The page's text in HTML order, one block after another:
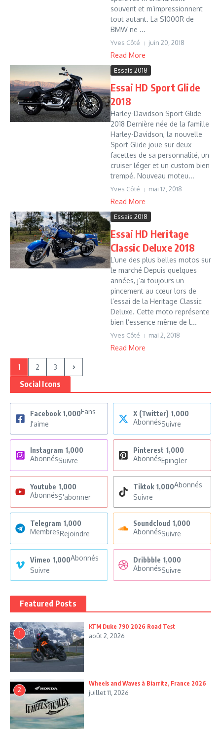
souvent et m’impressionnent
tout autant. La S1000R de
BMW ne ...
Yves Côté juin 20, 2018
Read More
Essais 2018
Essai HD Sport Glide
2018
Harley-Davidson Sport Glide
2018 Dernière née de la famille
Harley-Davidson, la nouvelle
Sport Glide joue sur deux
facettes de sa personnalité, un
cruiser léger et un custom bien
trempé. Nouveau moteu...
Yves Côté mai 17, 2018
Read More
Essais 2018
Essai HD Heritage
Classic Deluxe 2018
L’une des plus belles motos sur
le marché Depuis quelques
années, j’ai toujours un
pincement au cœur lors de
l’essai de la Heritage Classic
Deluxe. Cette moto représente
bien l’essence même de l...
Yves Côté mai 2, 2018
Read More
1 2 3
Social Icons
Facebook 1,000Fans
J'aime
X (Twitter) 1,000
AbonnésSuivre
Instagram 1,000
AbonnésSuivre
Pinterest 1,000
AbonnésEpingler
Youtube 1,000
AbonnésS'abonner
Tiktok 1,000Abonnés
Suivre
Telegram 1,000
MembresRejoindre
Soundcloud 1,000
AbonnésSuivre
Vimeo 1,000Abonnés
Suivre
Dribbble 1,000
AbonnésSuivre
Featured Posts
1
KTM Duke 790 2026 Road Test
août 2, 2026
2
Wheels and Waves à Biarritz, France 2026
juillet 11, 2026